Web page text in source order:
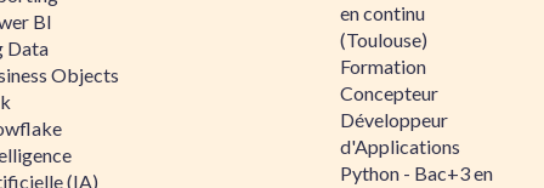
BI
Data
Objects
(IA)
en continu
(Toulouse)
Formation
Concepteur
Développeur
d'Applications
Python - Bac+3 en